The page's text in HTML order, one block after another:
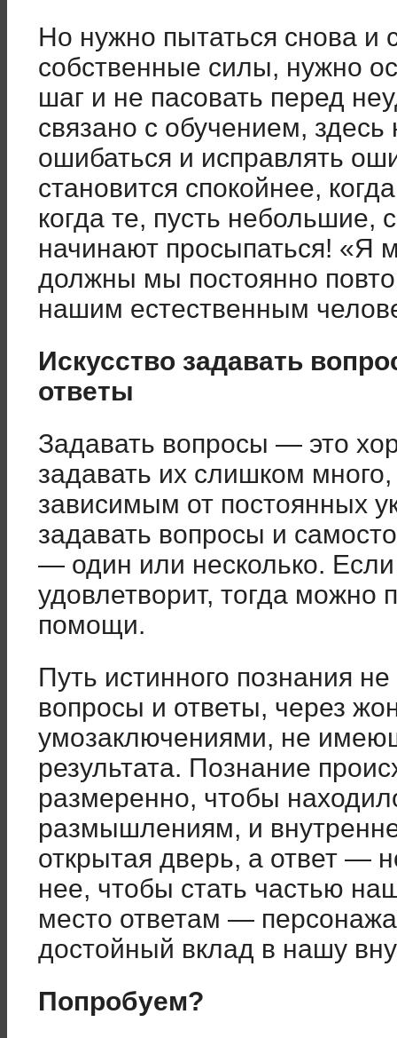
Но нужно пытаться снова и
собственные силы, нужно
шаг и не пасовать перед
связано с обучением,
ошибаться и исправлять
становится спокойнее,
когда те, пусть небольшие,
начинают просыпаться! «Я
должны мы постоянно
нашим естественным
Искусство задавать
ответы
Задавать вопросы — это
задавать их слишком
зависимым от постоянных
задавать вопросы и
— один или несколько.
удовлетворит, тогда можно
помощи.
Путь истинного познания
вопросы и ответы, через
умозаключениями, не
результата. Познание
размеренно, чтобы
размышлениям, и
открытая дверь, а ответ —
нее, чтобы стать частью
место ответам —
достойный вклад в нашу
Попробуем?